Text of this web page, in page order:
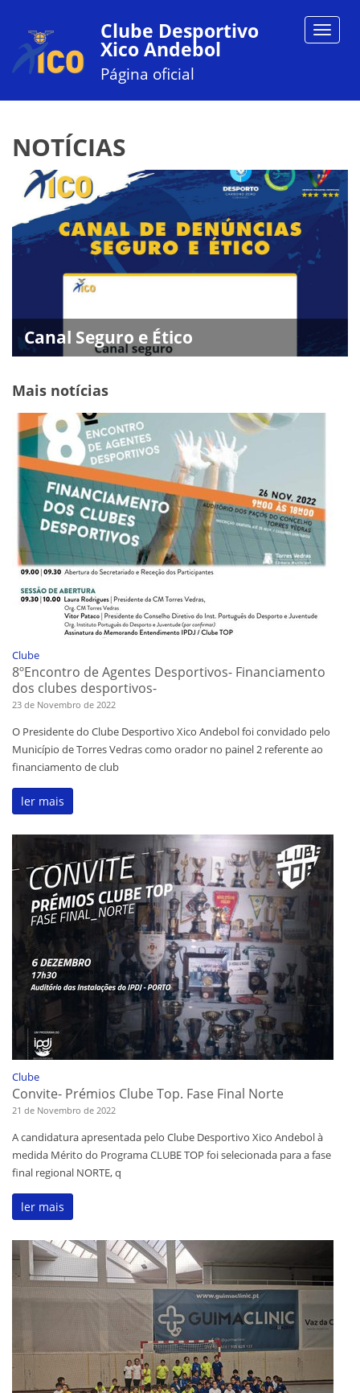
Toggle
Clube Desportivo
Xico Andebol
Página oficial
NOTÍCIAS
Canal Seguro e Ético
Mais notícias
Clube
8ºEncontro de Agentes Desportivos- Financiamento
dos clubes desportivos-
23 de Novembro de 2022
O Presidente do Clube Desportivo Xico Andebol foi convidado pelo
Município de Torres Vedras como orador no painel 2 referente ao
financiamento de club
ler mais
Clube
Convite- Prémios Clube Top. Fase Final Norte
21 de Novembro de 2022
A candidatura apresentada pelo Clube Desportivo Xico Andebol à
medida Mérito do Programa CLUBE TOP foi selecionada para a fase
final regional NORTE, q
ler mais